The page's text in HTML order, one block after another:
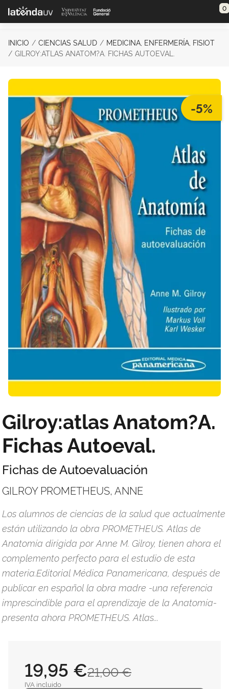
Saltar al contenido principal 0
INICIO CIENCIAS SALUD
MEDICINA, ENFERMERÍA, FISIOT
GILROY:ATLAS ANATOM?A. FICHAS AUTOEVAL.
-5%
Gilroy:atlas Anatom?A.
Fichas Autoeval.
Fichas de Autoevaluación
GILROY PROMETHEUS, ANNE
Los alumnos de ciencias de la salud que actualmente
están utilizando la obra PROMETHEUS. Atlas de
Anatomía dirigida por Anne M. Gilroy, tienen ahora el
complemento perfecto para el estudio de esta
materia.Editorial Médica Panamericana, después de
publicar en español la obra madre -una referencia
imprescindible para el aprendizaje de la Anatomía-
presenta ahora PROMETHEUS. Atlas...
21,00 €
19,95 €
IVA incluido